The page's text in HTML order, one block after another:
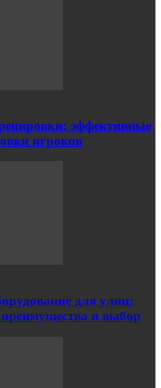
эффективные
игроков
для улиц:
преимущества и выбор